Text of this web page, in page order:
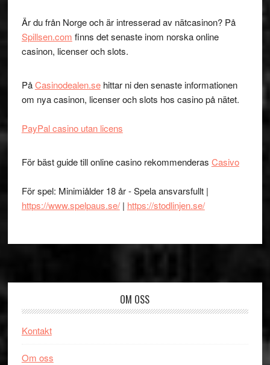
Är du från Norge och är intresserad av nätcasinon? På
Spillsen.com finns det senaste inom norska online
casinon, licenser och slots.
PåCasinodealen.sehittar ni den senaste informationen
om nya casinon, licenser och slots hos casino på nätet.
PayPal casino utan licens
För bäst guide till online casino rekommenderas Casivo
För spel: Minimiålder 18 år - Spela ansvarsfullt |
https://www.spelpaus.se/| https://stodlinjen.se/
OM OSS
Kontakt
Om oss